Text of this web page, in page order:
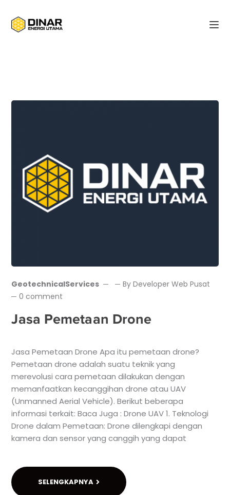
GeotechnicalServices ByDeveloper Web Pusat
0 comment
Jasa Pemetaan Drone
Jasa Pemetaan Drone Apa itu pemetaan drone?
Pemetaan drone adalah suatu teknik yang
merevolusi cara pemetaan dilakukan dengan
memanfaatkan kecanggihan drone atau UAV
(Unmanned Aerial Vehicle). Berikut beberapa
informasi terkait: Baca Juga : Drone UAV 1. Teknologi
Drone dalam Pemetaan: Drone dilengkapi dengan
kamera dan sensor yang canggih yang dapat
SELENGKAPNYA